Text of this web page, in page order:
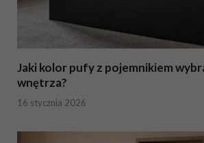
Jaki kolor pufy z pojemnikiem
wnętrza?
16 stycznia 2026